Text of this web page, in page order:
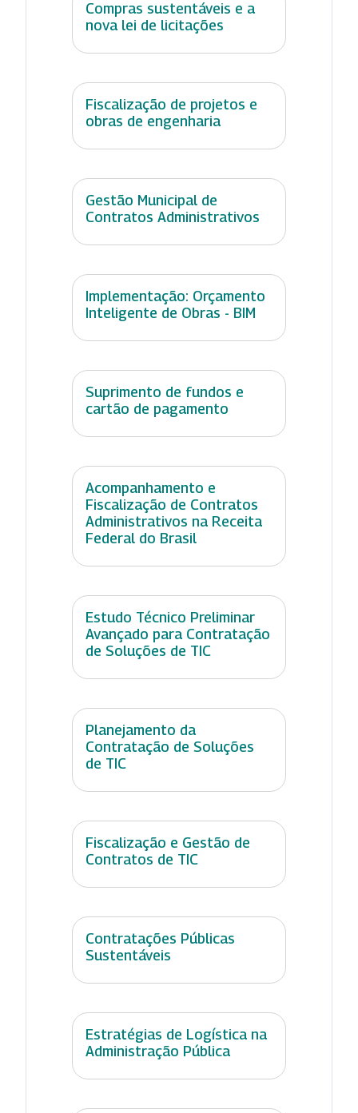
Compras sustentáveis e a
nova lei de licitações
Fiscalização de projetos e
obras de engenharia
Gestão Municipal de
Contratos Administrativos
Implementação: Orçamento
Inteligente de Obras - BIM
Suprimento de fundos e
cartão de pagamento
Acompanhamento e
Fiscalização de Contratos
Administrativos na Receita
Federal do Brasil
Estudo Técnico Preliminar
Avançado para Contratação
de Soluções de TIC
Planejamento da
Contratação de Soluções
de TIC
Fiscalização e Gestão de
Contratos de TIC
Contratações Públicas
Sustentáveis
Estratégias de Logística na
Administração Pública